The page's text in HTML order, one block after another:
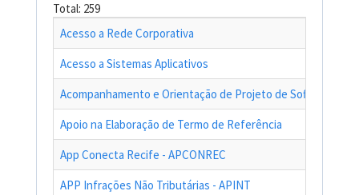
Total: 259
Acesso a Rede Corporativa
Acesso a Sistemas Aplicativos
Acompanhamento e Orientação de Projeto de Software
Apoio na Elaboração de Termo de Referência
App Conecta Recife - APCONREC
APP Infrações Não Tributárias - APINT